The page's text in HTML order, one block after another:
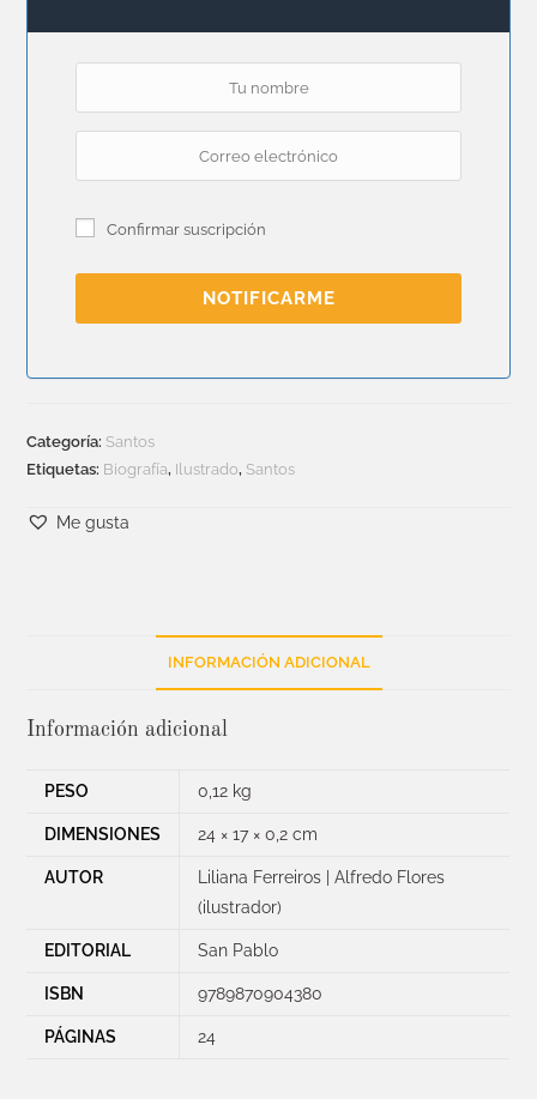
Confirmar suscripción
NOTIFICARME
Categoría:Santos
Etiquetas: Biografía, Ilustrado,Santos
Me gusta
INFORMACIÓN ADICIONAL
Información adicional
PESO 0,12 kg
DIMENSIONES 24 × 17 × 0,2 cm
AUTOR
Liliana Ferreiros | Alfredo Flores
(ilustrador)
EDITORIAL San Pablo
ISBN 9789870904380
PÁGINAS 24